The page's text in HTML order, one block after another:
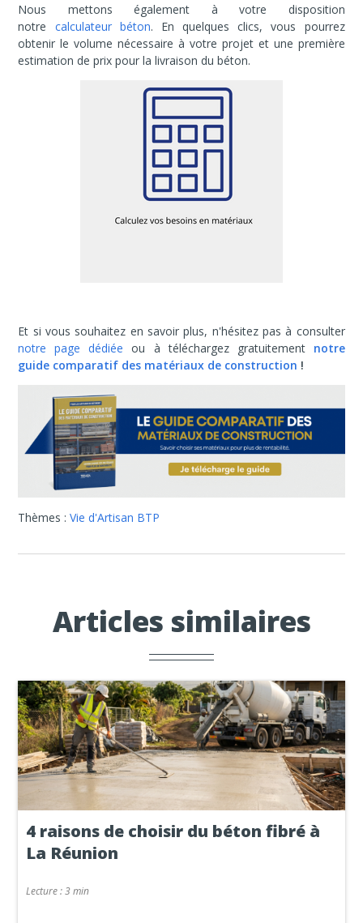
Nous mettons également à votre disposition
notre calculateur béton. En quelques clics, vous pourrez
obtenir le volume nécessaire à votre projet et une première
estimation de prix pour la livraison du béton.
Et si vous souhaitez en savoir plus, n'hésitez pas à consulter
notre page dédiée ou à téléchargez gratuitement notre
guide comparatif des matériaux de construction !
Thèmes :Vie d'Artisan BTP
Articles similaires
4 raisons de choisir du béton fibré à
La Réunion
Lecture :3 min